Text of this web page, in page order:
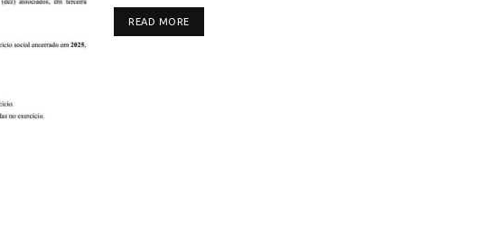
READ MOREDETAILS